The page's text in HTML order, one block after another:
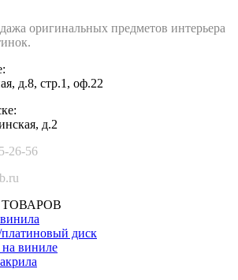
оригинальных предметов интерьера
д.8, стр.1, оф.22
д.2
26-56
диск
виниле